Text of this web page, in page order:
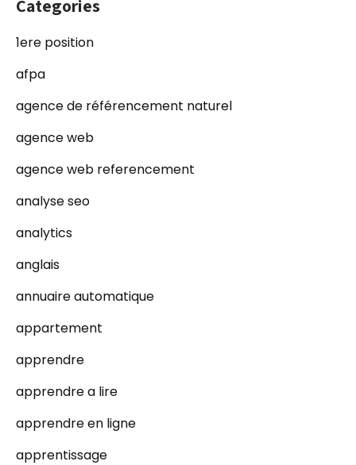
Categories
1ere position
afpa
agence de référencement naturel
agence web
agence web referencement
analyse seo
analytics
anglais
annuaire automatique
appartement
apprendre
apprendre a lire
apprendre en ligne
apprentissage